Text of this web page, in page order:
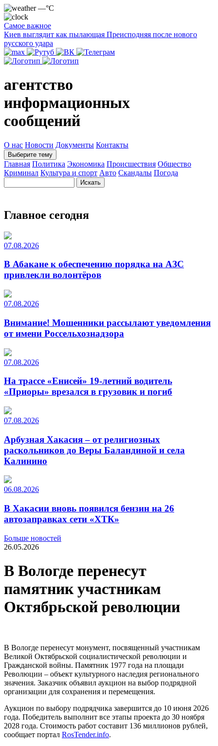
—°C
Самое важное
Киев выглядит как пылающая Преисподняя после нового
русского удара
агентство
информационных
сообщений
О нас Новости Документы Контакты
Выберите тему
Главная Политика Экономика Происшествия Общество
Криминал Культура и спорт Авто Скандалы Погода
Главное сегодня
07.08.2026
В Абакане к обеспечению порядка на АЗС
привлекли волонтёров
07.08.2026
Внимание! Мошенники рассылают уведомления
от имени Россельхознадзора
07.08.2026
На трассе «Енисей» 19-летний водитель
«Приоры» врезался в грузовик и погиб
07.08.2026
Арбузная Хакасия – от религиозных
раскольников до Веры Баландиной и села
Калинино
06.08.2026
В Хакасии вновь появился бензин на 26
автозаправках сети «ХТК»
Больше новостей
26.05.2026
В Вологде перенесут
памятник участникам
Октябрьской революции
В Вологде перенесут монумент, посвященный участникам
Великой Октябрьской социалистической революции и
Гражданской войны. Памятник 1977 года на площади
Революции – объект культурного наследия регионального
значения. Заказчик объявил аукцион на выбор подрядной
организации для сохранения и перемещения.
Аукцион по выбору подрядчика завершится до 10 июня 2026
года. Победитель выполнит все этапы проекта до 30 ноября
2028 года. Стоимость работ составит 136 миллионов рублей,
сообщает портал RosTender.info.